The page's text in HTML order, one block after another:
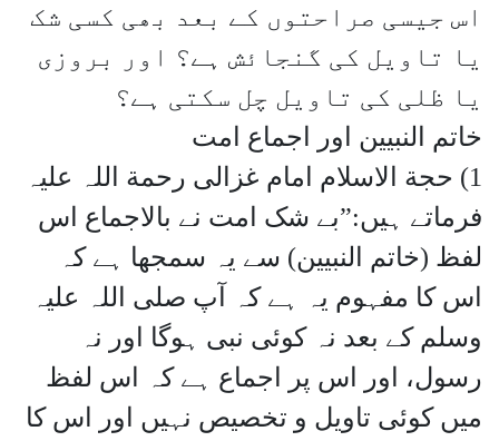
اس جیسی صراحتوں کے بعد بھی کسی شک
یا تاویل کی گنجائش ہے؟ اور بروزی
یا ظلی کی تاویل چل سکتی ہے؟
خاتم النبیین اور اجماع امت
1) حجة الاسلام امام غزالی رحمة اللہ علیہ
فرماتے ہیں:”بے شک امت نے بالاجماع اس
لفظ (خاتم النبیین) سے یہ سمجھا ہے کہ
اس کا مفہوم یہ ہے کہ آپ صلی اللہ علیہ
وسلم کے بعد نہ کوئی نبی ہوگا اور نہ
رسول، اور اس پر اجماع ہے کہ اس لفظ
میں کوئی تاویل و تخصیص نہیں اور اس کا